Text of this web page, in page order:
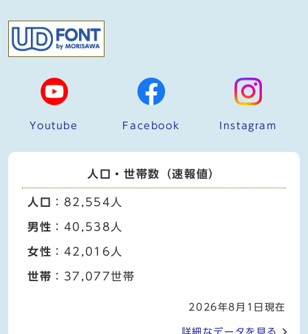
Youtube Facebook Instagram
人口・世帯数（速報値）
人口 ：82,554人
男性 ：40,538人
女性 ：42,016人
世帯 ：37,077世帯
2026年8月1日現在
詳細なデータを見る